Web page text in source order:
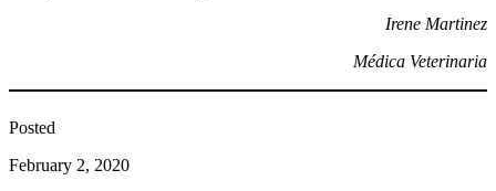
Irene Martinez
Médica Veterinaria
Posted
February 2, 2020